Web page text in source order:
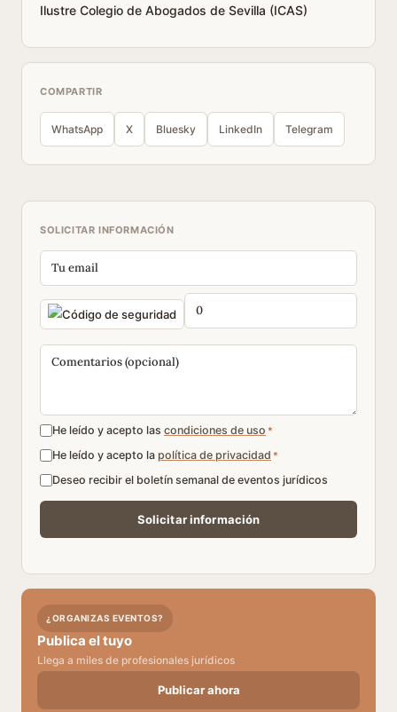
Ilustre Colegio de Abogados de Sevilla (ICAS)
COMPARTIR
WhatsApp X Bluesky LinkedIn Telegram
SOLICITAR INFORMACIÓN
He leído y acepto las condiciones de uso *
He leído y acepto la política de privacidad *
Deseo recibir el boletín semanal de eventos jurídicos
¿ORGANIZAS EVENTOS?
Publica el tuyo
Llega a miles de profesionales jurídicos
Publicar ahora